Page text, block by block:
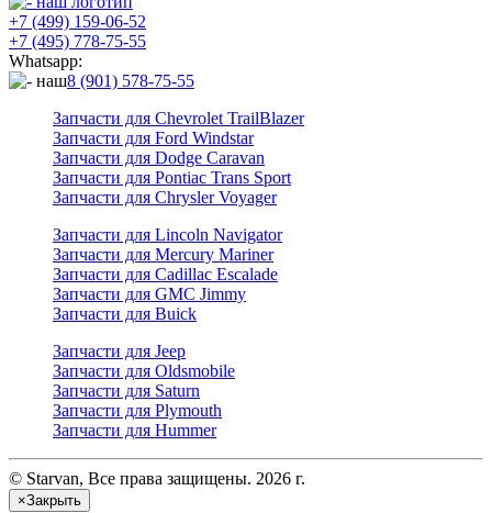
+7 (499) 159-06-52
+7 (495) 778-75-55
Whatsapp:
8 (901) 578-75-55
Запчасти для Chevrolet TrailBlazer
Запчасти для Ford Windstar
Запчасти для Dodge Caravan
Запчасти для Pontiac Trans Sport
Запчасти для Chrysler Voyager
Запчасти для Lincoln Navigator
Запчасти для Mercury Mariner
Запчасти для Cadillac Escalade
Запчасти для GMC Jimmy
Запчасти для Buick
Запчасти для Jeep
Запчасти для Oldsmobile
Запчасти для Saturn
Запчасти для Plymouth
Запчасти для Hummer
© Starvan, Все права защищены. 2026 г.
×Закрыть